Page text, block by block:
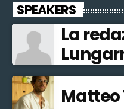
SPEAKERS
La
Matteo